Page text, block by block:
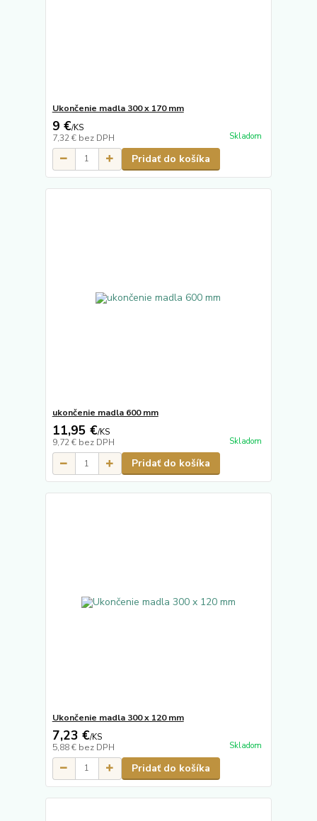
Ukončenie madla 300 x 170 mm
9 €/KS
7,32 € bez DPH Skladom
Pridať do košíka
ukončenie madla 600 mm
11,95 €/KS
9,72 € bez DPH Skladom
Pridať do košíka
Ukončenie madla 300 x 120 mm
7,23 €/KS
5,88 € bez DPH Skladom
Pridať do košíka